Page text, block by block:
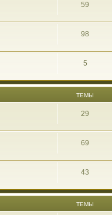
59
98
5
ТЕМЫ
29
69
43
ТЕМЫ